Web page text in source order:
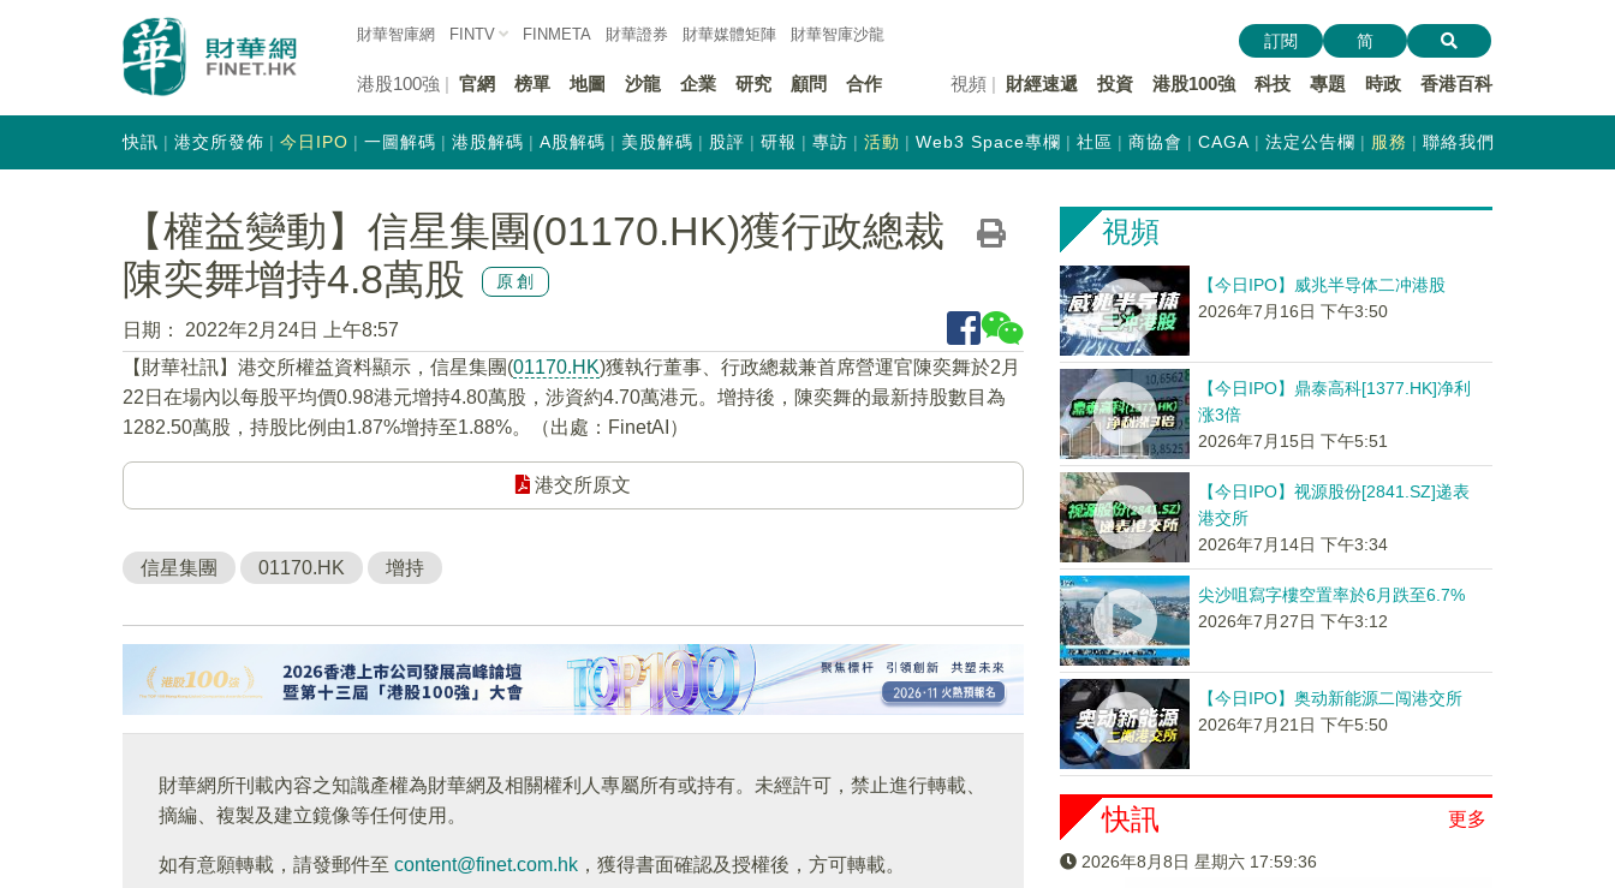
財華智庫網 FINTV FINMETA 財華證券 財華媒體矩陣 財華智庫沙龍
港股100強 官網 榜單 地圖 沙龍 企業 研究 顧問 合作 視頻 財經速遞 投資 港股100強 科技 專題 時政 香港百科
訂閱 简
快訊 港交所發佈 今日IPO 一圖解碼 港股解碼 A股解碼 美股解碼 股評 研報 專訪 活動 Web3 Space專欄 社區 商協會 CAGA 法定公告欄 服務 聯絡我們
【權益變動】信星集團(01170.HK)獲行政總裁
陳奕舞增持4.8萬股
原創
日期：
2022年2月24日 上午8:57
【財華社訊】港交所權益資料顯示，信星集團(01170.HK)獲執行董事、行政總裁兼首席營運官陳奕舞於2月
22日在場內以每股平均價0.98港元增持4.80萬股，涉資約4.70萬港元。增持後，陳奕舞的最新持股數目為
1282.50萬股，持股比例由1.87%增持至1.88%。（出處：FinetAI）
港交所原文
信星集團 01170.HK 增持
財華網所刊載內容之知識產權為財華網及相關權利人專屬所有或持有。未經許可，禁止進行轉載、
摘編、複製及建立鏡像等任何使用。
如有意願轉載，請發郵件至 content@finet.com.hk ，獲得書面確認及授權後，方可轉載。
視頻
【今日IPO】威兆半导体二冲港股
2026年7月16日 下午3:50
【今日IPO】鼎泰高科[1377.HK]净利
涨3倍
2026年7月15日 下午5:51
【今日IPO】视源股份[2841.SZ]递表
港交所
2026年7月14日 下午3:34
尖沙咀寫字樓空置率於6月跌至6.7%
2026年7月27日 下午3:12
【今日IPO】奥动新能源二闯港交所
2026年7月21日 下午5:50
更多
快訊
2026年8月8日 星期六 17:59:37